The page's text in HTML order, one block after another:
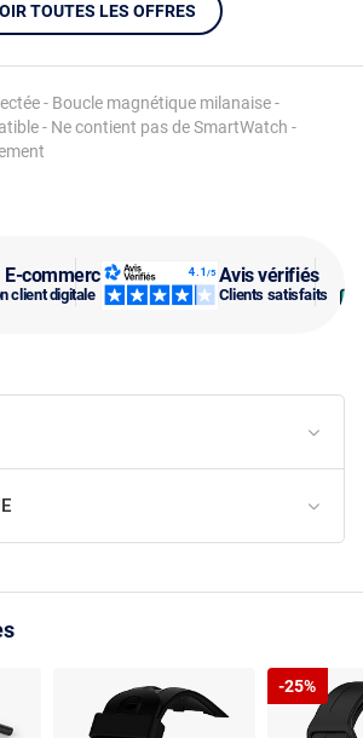
E-commerce
client digitale
Avis vérifiés
Clients satisfaits
- Boucle magnétique milanaise -
- Ne contient pas de SmartWatch -
TOUTES LES OFFRES
-25%